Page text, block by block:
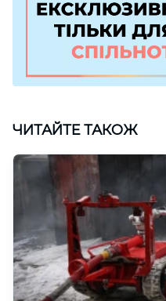
ЧИТАЙТЕ ТАКОЖ